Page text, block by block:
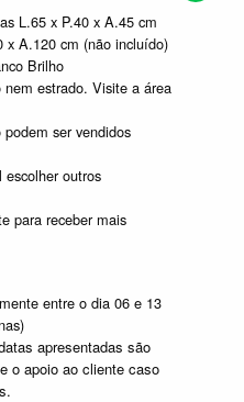
L.65 x P.40 x A.45 cm
x A.120 cm (não incluído)
Brilho
estrado. Visite a área
ser vendidos
escolher outros
para receber mais
entre o dia 06 e 13
apresentadas são
o apoio ao cliente caso